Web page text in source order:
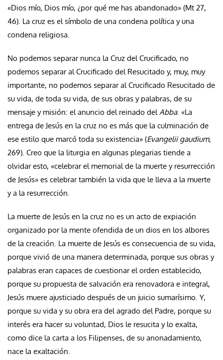
«Dios mío, Dios mío, ¿por qué me has abandonado» (Mt 27,
46). La cruz es el símbolo de una condena política y una
condena religiosa.
No podemos separar nunca la Cruz del Crucificado, no
podemos separar al Crucificado del Resucitado y, muy, muy
importante, no podemos separar al Crucificado Resucitado de
su vida, de toda su vida, de sus obras y palabras, de su
mensaje y misión: el anuncio del reinado delAbba. «La
entrega de Jesús en la cruz no es más que la culminación de
ese estilo que marcó toda su existencia» (Evangelii gaudium,
269). Creo que la liturgia en algunas plegarias tiende a
olvidar esto, «celebrar el memorial de la muerte y resurrección
de Jesús» es celebrar también la vida que le lleva a la muerte
y a la resurrección.
La muerte de Jesús en la cruz no es un acto de expiación
organizado por la mente ofendida de un dios en los albores
de la creación. La muerte de Jesús es consecuencia de su vida,
porque vivió de una manera determinada, porque sus obras y
palabras eran capaces de cuestionar el orden establecido,
porque su propuesta de salvación era renovadora e integral,
Jesús muere ajusticiado después de un juicio sumarísimo. Y,
porque su vida y su obra era del agrado del Padre, porque su
interés era hacer su voluntad, Dios le resucita y lo exalta,
como dice la carta a los Filipenses, de su anonadamiento,
nace la exaltación.